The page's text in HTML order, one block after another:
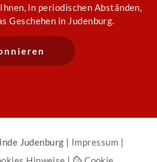
in periodischen Abständen,
Geschehen in Judenburg.
Judenburg | Impressum